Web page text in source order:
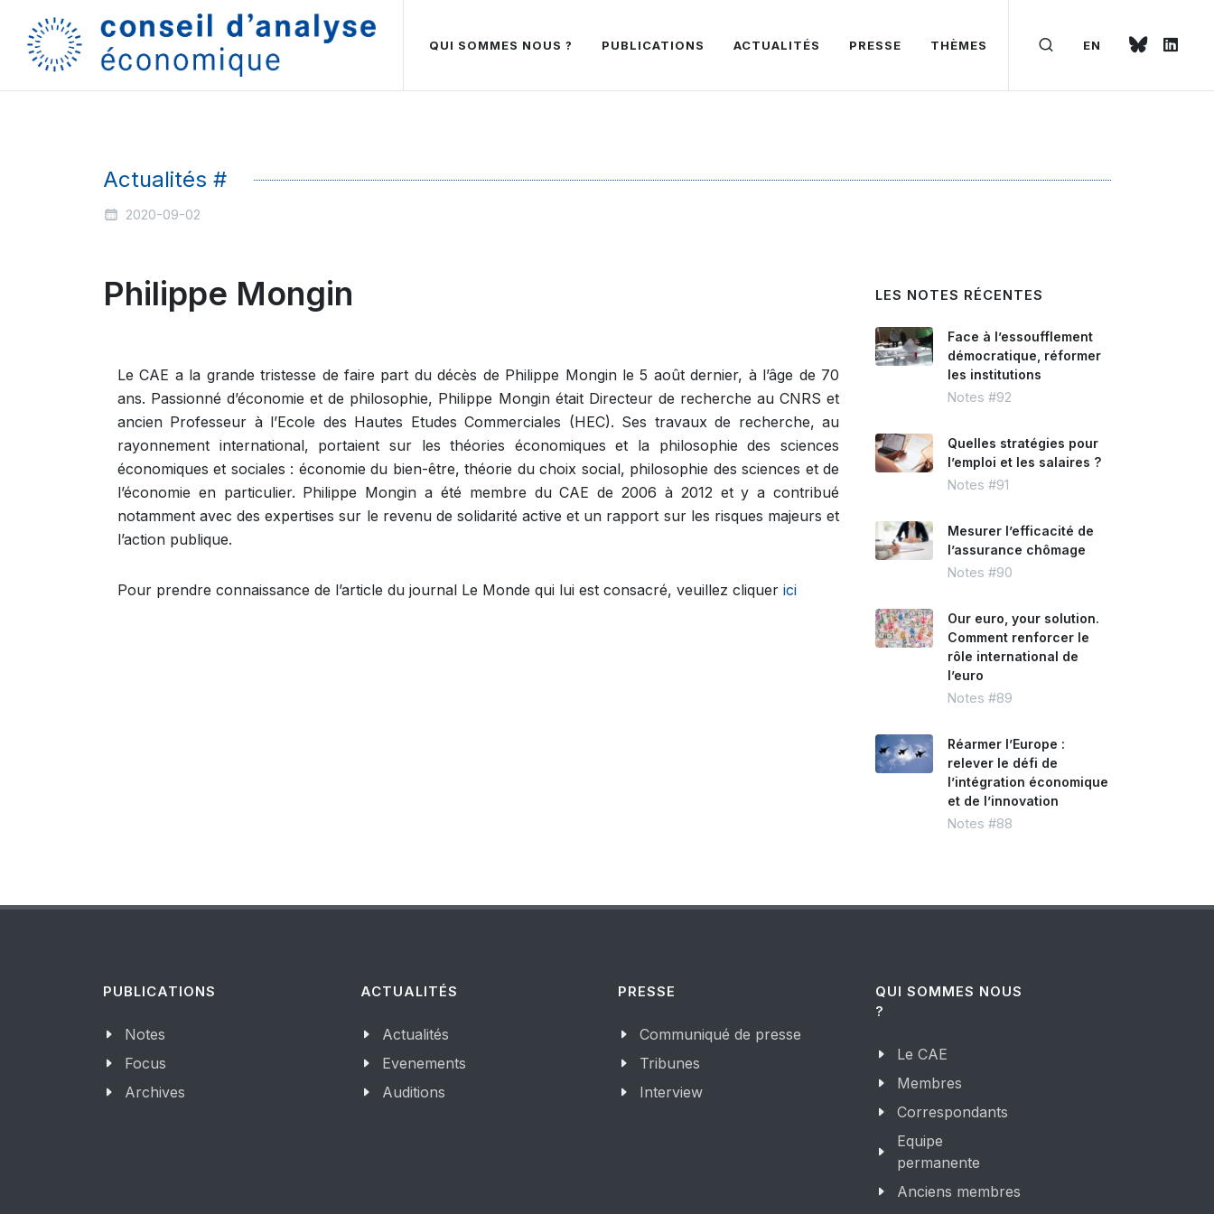
EN
QUI SOMMES NOUS ? PUBLICATIONS ACTUALITÉS PRESSE THÈMES
Actualités #
2020-09-02
Philippe Mongin
Le CAE a la grande tristesse de faire part du décès de Philippe Mongin le 5 août dernier, à l’âge de 70
ans. Passionné d’économie et de philosophie, Philippe Mongin était Directeur de recherche au CNRS et
ancien Professeur à l’Ecole des Hautes Etudes Commerciales (HEC). Ses travaux de recherche, au
rayonnement international, portaient sur les théories économiques et la philosophie des sciences
économiques et sociales : économie du bien-être, théorie du choix social, philosophie des sciences et de
l’économie en particulier. Philippe Mongin a été membre du CAE de 2006 à 2012 et y a contribué
notamment avec des expertises sur le revenu de solidarité active et un rapport sur les risques majeurs et
l’action publique.
Pour prendre connaissance de l’article du journal Le Monde qui lui est consacré, veuillez cliquer ici
LES NOTES RÉCENTES
Face à l’essoufflement
démocratique, réformer
les institutions
Notes #92
Quelles stratégies pour
l’emploi et les salaires ?
Notes #91
Mesurer l’efficacité de
l’assurance chômage
Notes #90
Our euro, your solution.
Comment renforcer le
rôle international de
l’euro
Notes #89
Réarmer l’Europe :
relever le défi de
l’intégration économique
et de l’innovation
Notes #88
PUBLICATIONS
Notes
Focus
Archives
ACTUALITÉS
Actualités
Evenements
Auditions
PRESSE
Communiqué de presse
Tribunes
Interview
QUI SOMMES NOUS
?
Le CAE
Membres
Correspondants
Equipe
permanente
Anciens membres